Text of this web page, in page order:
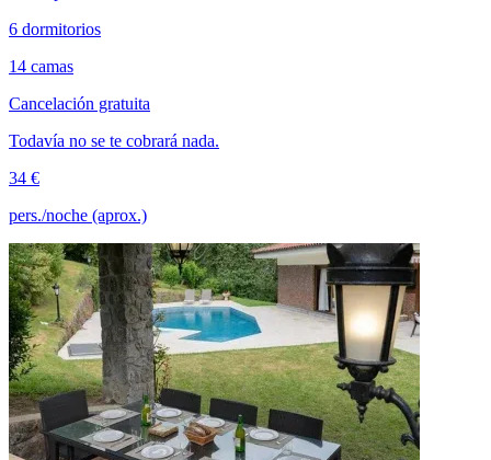
6 dormitorios
14 camas
Cancelación gratuita
Todavía no se te cobrará nada.
34 €
pers./noche (aprox.)